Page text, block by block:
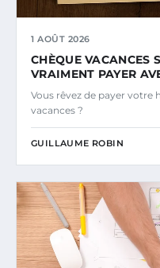
1 AOÛT 2026
CHÈQUE VACANCES
VRAIMENT PAYER
Vous rêvez de payer votre
vacances ?
GUILLAUME ROBIN